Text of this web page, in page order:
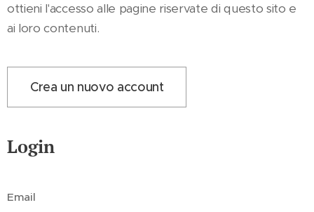
ottieni l'accesso alle pagine riservate di questo sito e
ai loro contenuti.
Crea un nuovo account
Login
Email